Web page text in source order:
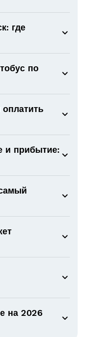
где
по
и прибытие:
на 2026